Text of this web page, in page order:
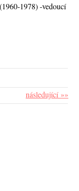
1978) -vedoucí
následující »»